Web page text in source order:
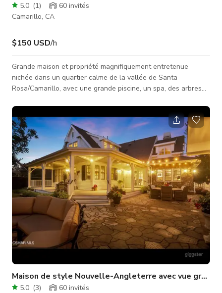
5.0 (1) 60 invités
Camarillo, CA
$150 USD/h
Grande maison et propriété magnifiquement entretenue
nichée dans un quartier calme de la vallée de Santa
Rosa/Camarillo, avec une grande piscine, un spa, des arbres
Maison de style Nouvelle-Angleterre avec vue
5.0 (3) 60 invités